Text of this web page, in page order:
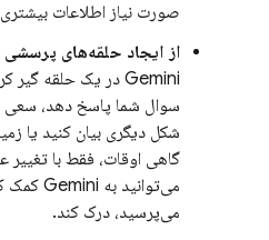
صورت نیاز اطلاعات بیشتری
از ایجاد حلقه‌های
Gemini در یک حلقه گیر
سوال شما پاسخ دهد، سعی
شکل دیگری بیان کنید یا
گاهی اوقات، فقط با تغییر
می‌توانید به Gemini کمک
می‌پرسید، درک کند.